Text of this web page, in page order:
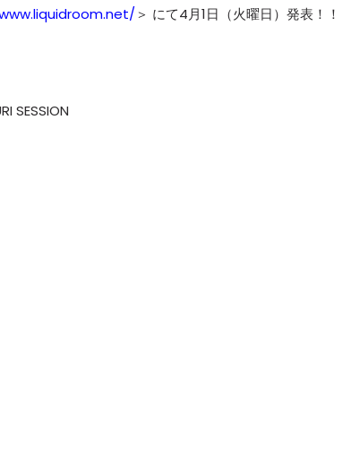
＞ にて4月1日（火曜日）発表！！
SESSION